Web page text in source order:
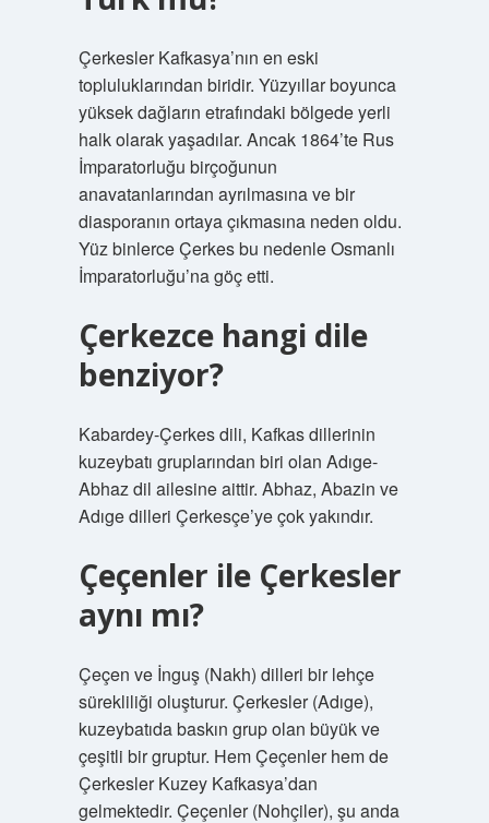
Çerkesler Kafkasya’nın en eski
topluluklarından biridir. Yüzyıllar boyunca
yüksek dağların etrafındaki bölgede yerli
halk olarak yaşadılar. Ancak 1864’te Rus
İmparatorluğu birçoğunun
anavatanlarından ayrılmasına ve bir
diasporanın ortaya çıkmasına neden oldu.
Yüz binlerce Çerkes bu nedenle Osmanlı
İmparatorluğu’na göç etti.
Çerkezce hangi dile
benziyor?
Kabardey-Çerkes dili, Kafkas dillerinin
kuzeybatı gruplarından biri olan Adıge-
Abhaz dil ailesine aittir. Abhaz, Abazin ve
Adıge dilleri Çerkesçe’ye çok yakındır.
Çeçenler ile Çerkesler
aynı mı?
Çeçen ve İnguş (Nakh) dilleri bir lehçe
sürekliliği oluşturur. Çerkesler (Adıge),
kuzeybatıda baskın grup olan büyük ve
çeşitli bir gruptur. Hem Çeçenler hem de
Çerkesler Kuzey Kafkasya’dan
gelmektedir. Çeçenler (Nohçiler), şu anda